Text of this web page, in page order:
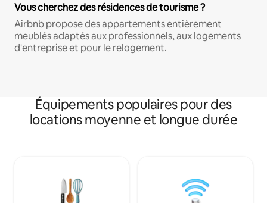
Vous cherchez des résidences de tourisme ?
Airbnb propose des appartements entièrement
meublés adaptés aux professionnels, aux logements
d'entreprise et pour le relogement.
Équipements populaires pour des
locations moyenne et longue durée